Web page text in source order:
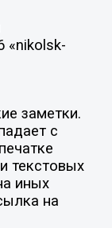
«nikolsk-
заметки.
с
текстовых
иных
на